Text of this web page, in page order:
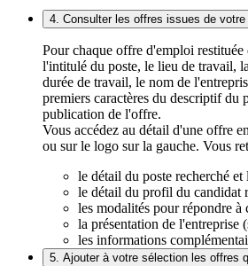
4. Consulter les offres issues de votre
Pour chaque offre d'emploi
l'intitulé du poste, le lieu de travail,
durée de travail, le nom de
premiers caractères du descriptif du
publication de l'offre.
Vous accédez au détail d'une offre
ou sur le logo sur la gauche. Vous
le détail du poste recherché et
le détail du profil du candidat
les modalités pour répondre à
la présentation de l'entreprise
les informations
5. Ajouter à votre sélection les offres